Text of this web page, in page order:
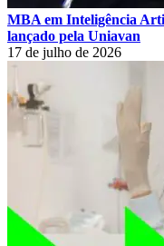
MBA em Inteligência
lançado pela Uniavan
17 de julho de 2026